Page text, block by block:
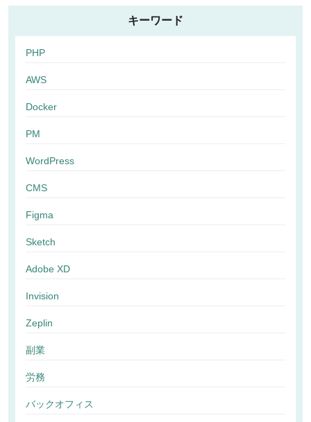
キーワード
PHP
AWS
Docker
PM
WordPress
CMS
Figma
Sketch
Adobe XD
Invision
Zeplin
副業
労務
バックオフィス